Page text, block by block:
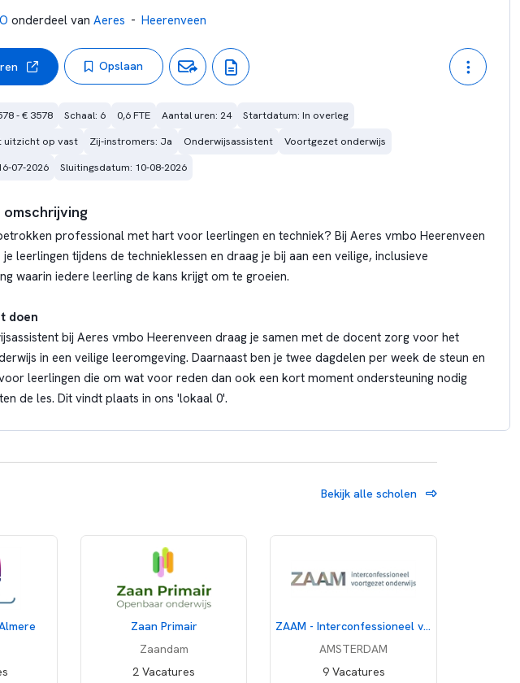
Bekijk alle scholen
Zaan Primair
Zaandam
2 Vacatures
ZAAM - Interconfessioneel voortgezet onderwijs
AMSTERDAM
9 Vacatures
onderdeel van Aeres - Heerenveen
Opslaan
- € 3578 Schaal: 6 0,6 FTE Aantal uren: 24
Startdatum: In overleg
uitzicht op vast
Zij-instromers: Ja Onderwijsassistent
Voortgezet onderwijs
07-2026
Sluitingsdatum: 10-08-2026
professional met hart voor leerlingen en techniek? Bij Aeres vmbo Heerenveen
leerlingen tijdens de technieklessen en draag je bij aan een veilige, inclusieve
waarin iedere leerling de kans krijgt om te groeien.
doen
bij Aeres vmbo Heerenveen draag je samen met de docent zorg voor het
in een veilige leeromgeving. Daarnaast ben je twee dagdelen per week de steun en
leerlingen die om wat voor reden dan ook een kort moment ondersteuning nodig
de les. Dit vindt plaats in ons 'lokaal 0'.
een pedagogisch-didactisch klimaat waarin leerlingen zich veilig en gewaardeerd
leerlingen:
leerlingen uit verschillende leerjaren en niveaus.
en onderkent leer- en gedragsproblemen, maakt deze bespreekbaar met de